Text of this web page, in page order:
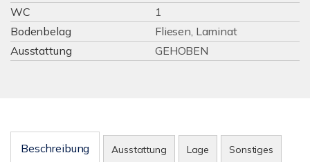
WC
1
Bodenbelag
Fliesen, Laminat
Ausstattung
GEHOBEN
Beschreibung Ausstattung Lage Sonstiges